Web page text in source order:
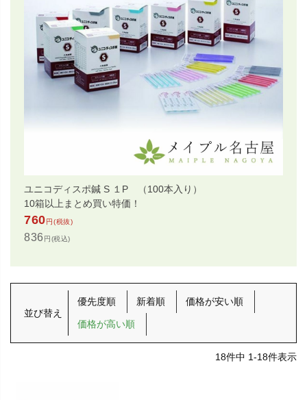
ユニコディスポ鍼 S １P （100本入り）
10箱以上まとめ買い特価！
760円(税抜)
836 円(税込)
並び替え
優先度順 新着順 価格が安い順
価格が高い順
18件中 1-18件表示